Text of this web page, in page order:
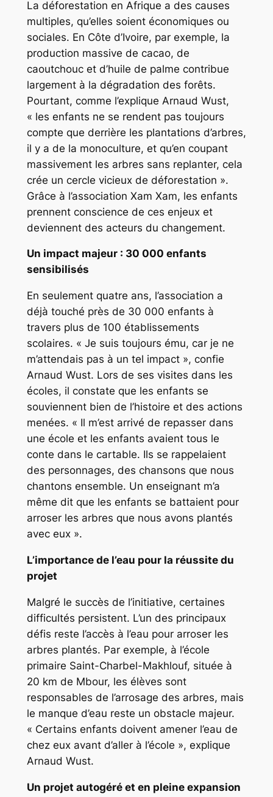
La déforestation en Afrique a des causes
multiples, qu’elles soient économiques ou
sociales. En Côte d’Ivoire, par exemple, la
production massive de cacao, de
caoutchouc et d’huile de palme contribue
largement à la dégradation des forêts.
Pourtant, comme l’explique Arnaud Wust,
« les enfants ne se rendent pas toujours
compte que derrière les plantations d’arbres,
il y a de la monoculture, et qu’en coupant
massivement les arbres sans replanter, cela
crée un cercle vicieux de déforestation ».
Grâce à l’association Xam Xam, les enfants
prennent conscience de ces enjeux et
deviennent des acteurs du changement.
Un impact majeur : 30 000 enfants
sensibilisés
En seulement quatre ans, l’association a
déjà touché près de 30 000 enfants à
travers plus de 100 établissements
scolaires. « Je suis toujours ému, car je ne
m’attendais pas à un tel impact », confie
Arnaud Wust. Lors de ses visites dans les
écoles, il constate que les enfants se
souviennent bien de l’histoire et des actions
menées. « Il m’est arrivé de repasser dans
une école et les enfants avaient tous le
conte dans le cartable. Ils se rappelaient
des personnages, des chansons que nous
chantons ensemble. Un enseignant m’a
même dit que les enfants se battaient pour
arroser les arbres que nous avons plantés
avec eux ».
L’importance de l’eau pour la réussite du
projet
Malgré le succès de l’initiative, certaines
difficultés persistent. L’un des principaux
défis reste l’accès à l’eau pour arroser les
arbres plantés. Par exemple, à l’école
primaire Saint-Charbel-Makhlouf, située à
20 km de Mbour, les élèves sont
responsables de l’arrosage des arbres, mais
le manque d’eau reste un obstacle majeur.
« Certains enfants doivent amener l’eau de
chez eux avant d’aller à l’école », explique
Arnaud Wust.
Un projet autogéré et en pleine expansion